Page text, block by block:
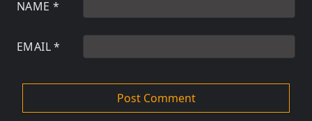
NAME *
EMAIL*